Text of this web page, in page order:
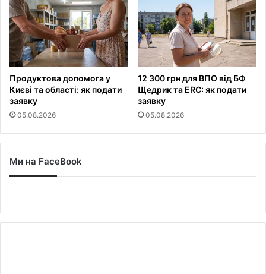
Продуктова допомога у
Києві та області: як подати
заявку
05.08.2026
12 300 грн для ВПО від БФ
Щедрик та ERC: як подати
заявку
05.08.2026
Ми на FaceBook